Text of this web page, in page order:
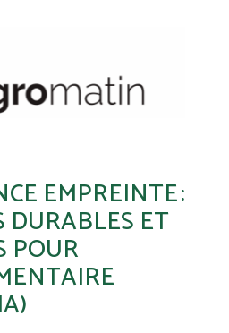
EMPREINTE :
DURABLES ET
POUR